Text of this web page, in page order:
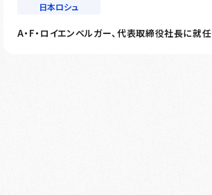
日本ロシュ
A・F・ロイエンベルガー、代表取締役社長に就任